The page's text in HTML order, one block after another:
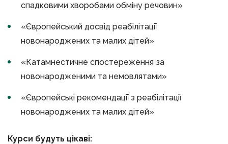
спадковими хворобами обміну речовин»
«Європейський досвід реабілітації
новонароджених та малих дітей»
«Катамнестичне спостереження за
новонародженими та немовлятами»
«Європейські рекомендації з реабілітації
новонароджених та малих дітей»
Курси будуть цікаві: